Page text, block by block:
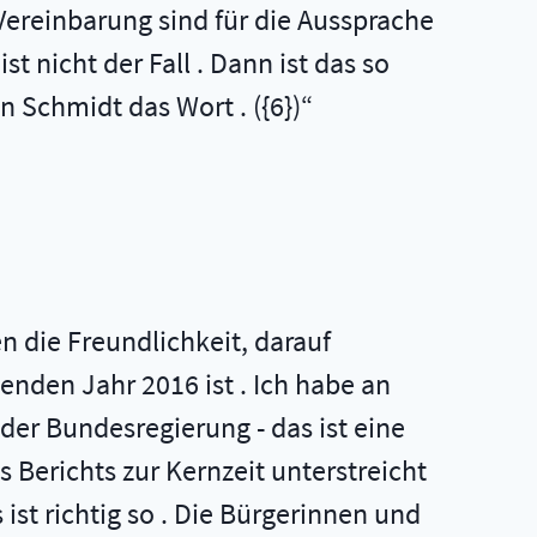
sind für die Aussprache
nicht der Fall . Dann ist das so
Schmidt das Wort . ({6})
. Ich habe die Möglichkeit, ein neues Forschungsinstitut für Kinderernährung mit Unterstützung des Deutschen Bundestages und den Planstellen beim Max-Rubner-Institut einzurichten . Die Arbeiten des Instituts sollen unter anderem ernährungsphysiologisch fundierte Empfehlungen für die Ernährung von Kindern und Jugendlichen liefern . Ich bedanke mich für die Möglichkeit, diese Maßnahmen zu ergreifen . Aber ich sage auch: Das ist nur ein erster Schritt . Wir brauchen ein Schulfach Ernährungsbildung . Wir müssen die Ernährungsbildung dauerhaft und strukturiert in den Lehrplänen verankern . Ich bin mit der Kultusministerkonferenz über die Einführung eines Schulfachs Ernährungsbildung in einem guten Dialog . Ich denke, dass wir auch unsererseits mit der großen Studie über die Ernährungsbildung in der Lehrerausbildung, die ich in Auftrag gegeben habe, den Ländern eine hilfreiche Unterstützung bei der Vernetzung geben können . Ein erster Ansatzpunkt für Verbesserungen ist das EU-Schulprogramm . Das EU-Schulobst- und -gemüseprogramm wurde mit dem EU-Schulmilchprogramm zusammengeführt, um Kinder für das Thema Ernährung zu sensibilisieren . Der Ernährungsführerschein in der dritten Klasse - bei der Gelegenheit danke ich vor allem den Landfrauen für ihre Unterstützung als ehrenamtliche Lehrkräfte - bringt den Ansatz dorthin, wo er nötig ist . ({6}) Wir hatten uns weitere Themen vorgenommen . Es geht um die Bekämpfung von Transfetten, in Rezepturen ist zu viel Salz oder Zucker . Hier brauche ich die Unterstützungsbereitschaft der Nahrungsmittelwirtschaft . Ich will durch nachverfolgbare und transparente Verhaltensweisen ohne Regelungen auskommen, die immer schwer umzusetzen sind, weil ich nicht jedes Kochrezept als Gesetz beschließen lassen kann . Aber ein klarer Hinweis: Falls die Wirtschaft diesen Weg nicht konsequent mitgehen sollte, dann werden gesetzliche Regelungen das Mittel der Zielerreichung sein müssen . Das gilt auch für eine Reihe weiterer Punkte . Nicht an den Erklärungen, sondern an der Umsetzung derselben müssen wir alle in der Wertschöpfungskette messen . Wir werden das auch tun . Wir werden die Umsetzung der entsprechenden Regelungen einfordern . Meine sehr geehrten Damen und Herren, wir haben Fragen, die von der Wertschätzung von Lebensmitteln, Stichwort „Vermeidung von Lebensmittelabfällen“, bis hin zur Neudefinition des Mindesthaltbarkeitsdatums reichen, das sich zum Teil vom Mindesthaltbark